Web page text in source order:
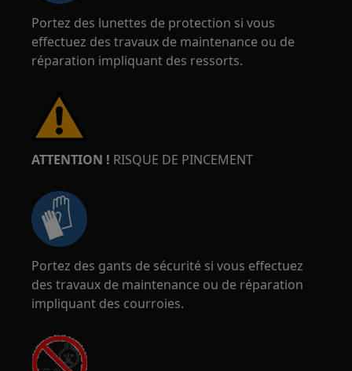
Portez des lunettes de protection si vous
effectuez des travaux de maintenance ou de
réparation impliquant des ressorts.
ATTENTION ! RISQUE DE PINCEMENT
Portez des gants de sécurité si vous effectuez
des travaux de maintenance ou de réparation
impliquant des courroies.